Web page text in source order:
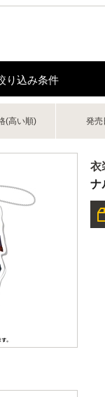
り込み条件
(高い順) 発売
衣
ナ